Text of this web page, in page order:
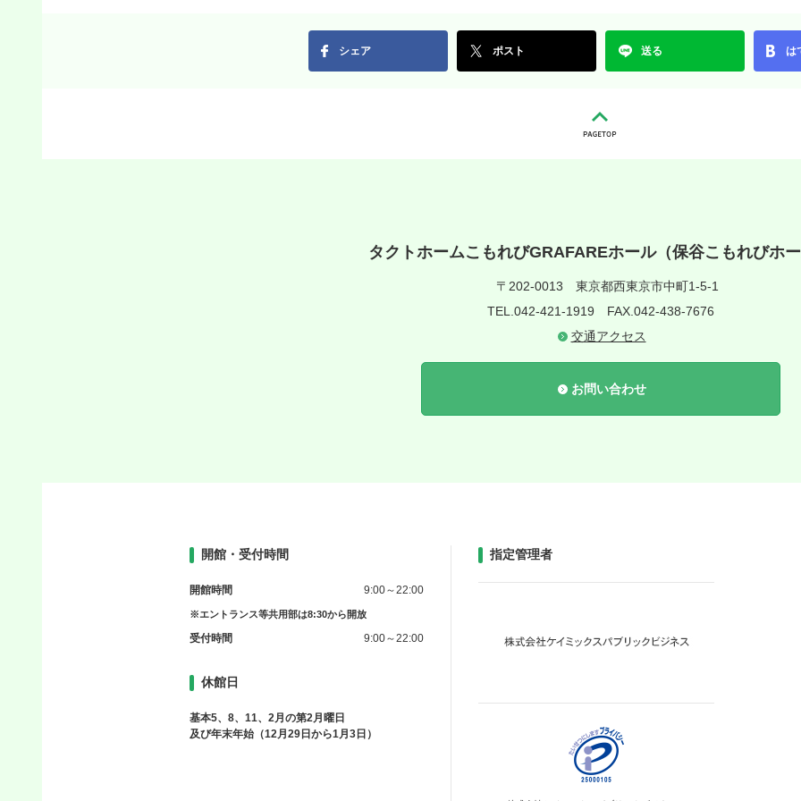
シェア ポスト 送る は
タクトホームこもれびGRAFAREホール（保谷こもれびホー
〒202-0013 東京都西東京市中町1-5-1
TEL.042-421-1919 FAX.042-438-7676
交通アクセス
お問い合わせ
開館・受付時間
開館時間 9:00～22:00
※エントランス等共用部は8:30から開放
受付時間 9:00～22:00
休館日
基本5、8、11、2月の第2月曜日
及び年末年始（12月29日から1月3日）
指定管理者